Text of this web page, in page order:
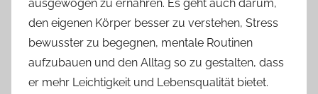
ausgewogen zu ernähren. Es geht auch darum,
den eigenen Körper besser zu verstehen, Stress
bewusster zu begegnen, mentale Routinen
aufzubauen und den Alltag so zu gestalten, dass
er mehr Leichtigkeit und Lebensqualität bietet.